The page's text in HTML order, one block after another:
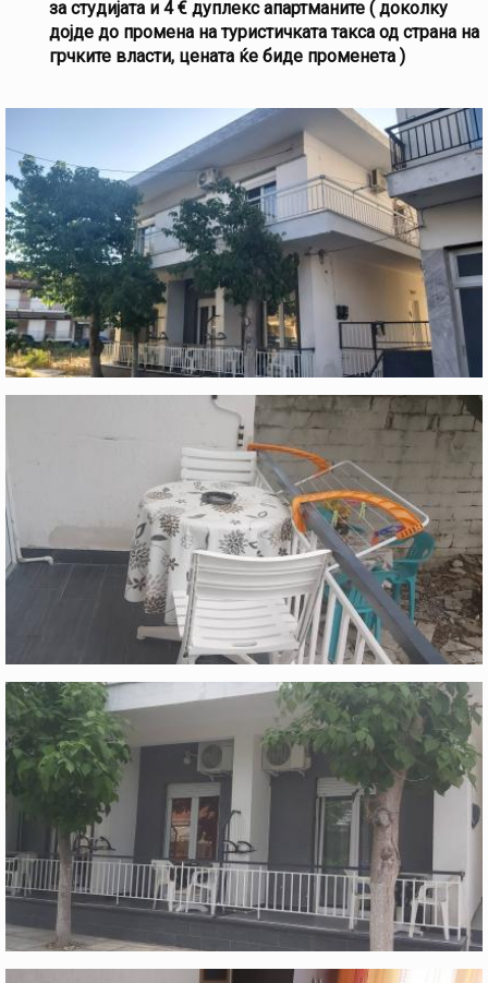
за студијата и 4 € дуплекс апартманите ( доколку
дојде до промена на туристичката такса од страна на
грчките власти, цената ќе биде променета )